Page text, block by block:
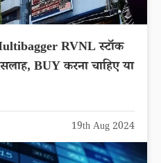
RVNL स्टॉक
BUY करना चाहिए या
19th Aug 2024